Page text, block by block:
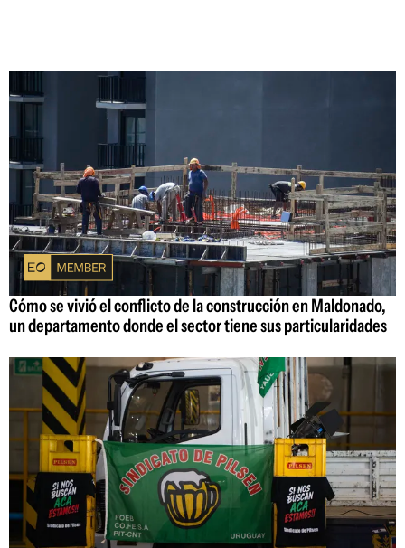
Cómo se vivió el conflicto de la construcción en Maldonado,
un departamento donde el sector tiene sus particularidades